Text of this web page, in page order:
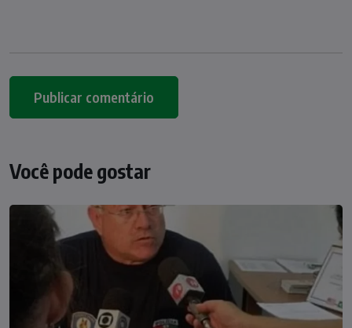
Você pode gostar